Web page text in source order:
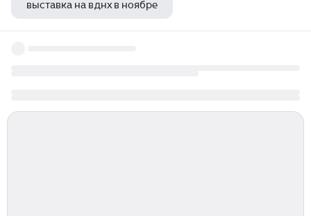
выставка на вднх в ноябре